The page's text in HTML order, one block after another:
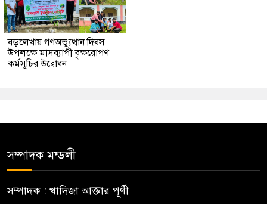
বড়লেখায় গণঅভ্যুত্থান দিবস
উপলক্ষে মাসব্যাপী বৃক্ষরোপণ
কর্মসূচির উদ্বোধন
সম্পাদক মন্ডলী
সম্পাদক : খাদিজা আক্তার পূর্ণী